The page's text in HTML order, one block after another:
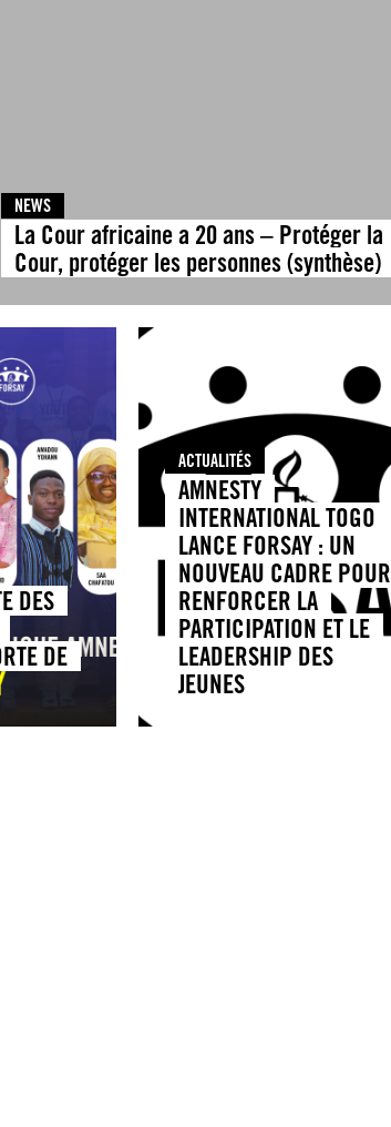
NEWS
La Cour africaine a 20 ans – Protéger la
Cour, protéger les personnes (synthèse)
DES
DE
ACTUALITÉS
AMNESTY
INTERNATIONAL TOGO
LANCE FORSAY : UN
NOUVEAU CADRE POUR
RENFORCER LA
PARTICIPATION ET LE
LEADERSHIP DES
JEUNES